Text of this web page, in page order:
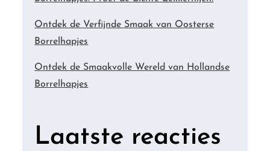
Ontdek de Verfijnde Smaak van Oosterse
Borrelhapjes
Ontdek de Smaakvolle Wereld van Hollandse
Borrelhapjes
Laatste reacties